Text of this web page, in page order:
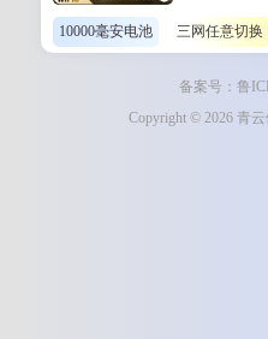
10000毫安电池 三网任意切换
备案号：鲁
Copyright © 2026 青